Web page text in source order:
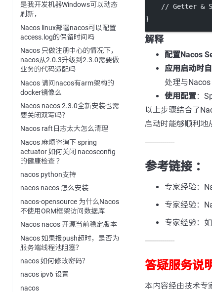
是我开发机器Windows可以动态
刷新，
Nacos linux部署nacos可以配置
access.log的保留时间吗
Nacos 只做注册中心的情况下，
nacos从2.0.3升级到2.3.0需要做
业务的代码适配吗
Nacos 请问nacos有arm架构的
docker镜像么
Nacos nacos 2.3.0全新安装也需
要关闭双写吗？
Nacos raft日志太大怎么清理
Nacos 麻烦咨询下 spring
actuator 如何关闭 nacosconfig
的健康检查 ？
nacos python支持
nacos nacos 怎么安装
nacos-opensource 为什么Nacos
不使用ORM框架访问数据库
Nacos nacos 开源当前稳定版本
Nacos 如果报push超时，是否为
服务端线程池阻塞？
nacos 如何修改密码？
nacos ipv6 设置
nacos
// Getter &
}
解释
配置Nacos
应用启动时
处理与Nacos
使用配置：
以上步骤结合了
启动时能够顺利地
---------------
参考链接 ：
专家经验：
专家经验：
专家经验：
---------------
答疑服务说
本内容经由技术专